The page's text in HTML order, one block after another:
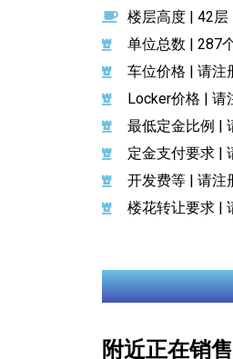
楼层高度 | 42层
单位总数 | 287
车位价格 | 请注
Locker价格 | 请
最低定金比例 |
定金支付要求 |
开发费等 | 请注
楼花转让要求 |
附近正在销